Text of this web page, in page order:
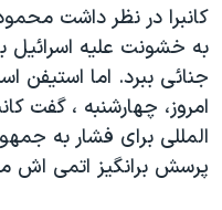
حقوق شهروندی
اقتصادی
علم و فناوری
اسرائیل در جنگ
گالری عکس
انتخابات ریاست جمهوری آمریکا
حمله جمهوری اسلامی به
رمز مهسا
ورزش زنان در ایران
اعتراضات زن، زندگی، آزادی
زبانهای مختلف
کانبرا در نظر داشت
به خشونت عليه اسرائيل
جنائی ببرد. اما استيفن
امروز، چهارشنبه ، گفت
المللی برای فشار به
پرسش برانگيز اتمی اش